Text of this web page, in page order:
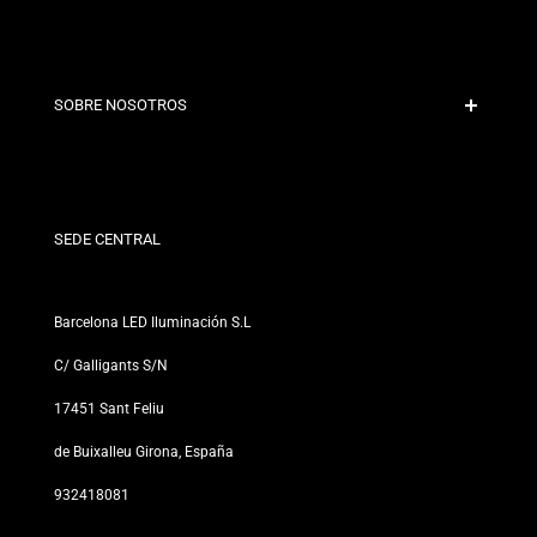
Kontakt
SOBRE NOSOTROS
Nasze Sklepy
SEDE CENTRAL
Barcelona LED Iluminación S.L
C/ Galligants S/N
17451 Sant Feliu
de Buixalleu Girona, España
932418081